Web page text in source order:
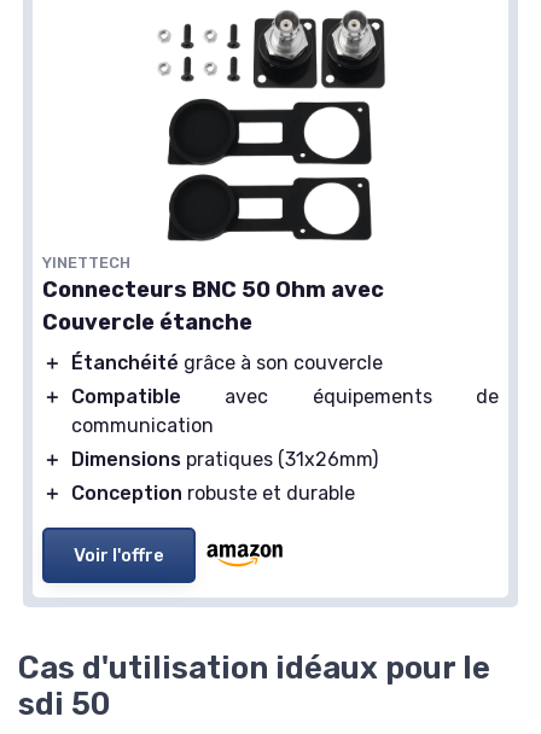
YINETTECH
Connecteurs BNC 50 Ohm avec
Couvercle étanche
＋ Étanchéité grâce à son couvercle
＋
Compatible avec équipements de
communication
＋
Dimensions pratiques (31x26mm)
＋
Conception robuste et durable
Voir l'offre
Cas d'utilisation idéaux pour le
sdi 50